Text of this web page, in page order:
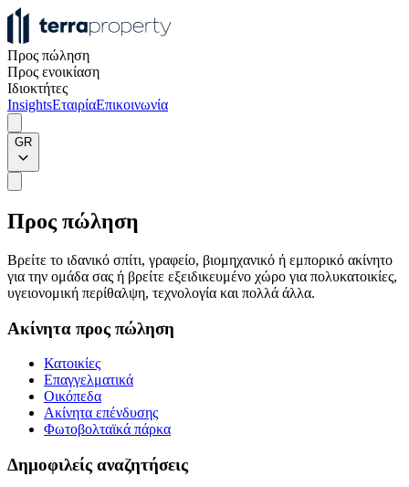
Προς πώληση
Προς ενοικίαση
Ιδιοκτήτες
InsightsΕταιρίαΕπικοινωνία
GR
Προς πώληση
Βρείτε το ιδανικό σπίτι, γραφείο, βιομηχανικό ή εμπορικό ακίνητο
για την ομάδα σας ή βρείτε εξειδικευμένο χώρο για πολυκατοικίες,
υγειονομική περίθαλψη, τεχνολογία και πολλά άλλα.
Ακίνητα προς πώληση
Κατοικίες
Επαγγελματικά
Οικόπεδα
Ακίνητα επένδυσης
Φωτοβολταϊκά πάρκα
Δημοφιλείς αναζητήσεις